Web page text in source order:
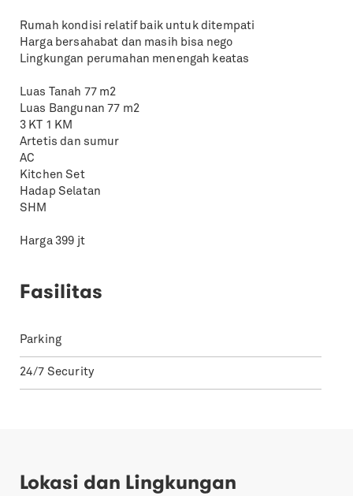
Rumah kondisi relatif baik untuk ditempati
Harga bersahabat dan masih bisa nego
Lingkungan perumahan menengah keatas
Luas Tanah 77 m2
Luas Bangunan 77 m2
3 KT 1 KM
Artetis dan sumur
AC
Kitchen Set
Hadap Selatan
SHM
Harga 399 jt
Fasilitas
Parking
24/7 Security
Lokasi dan Lingkungan